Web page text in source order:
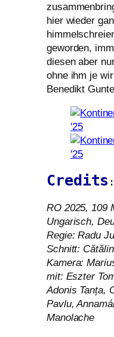
hier wie­der
gewor­den,
die­sen aber
ohne ihm je
Benedikt
Credits :
RO2025, 109
Ungarisch,
Regie: Radu
Schnitt:
Kamera:
mit: Eszter
Adonis Tanța,
Pavlu,
Manolache